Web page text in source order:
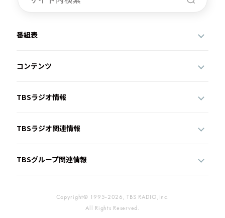
番組表
コンテンツ
TBSラジオ情報
TBSラジオ関連情報
TBSグループ関連情報
Copyright© 1995-2026, TBS RADIO,Inc.
All Rights Reserved.